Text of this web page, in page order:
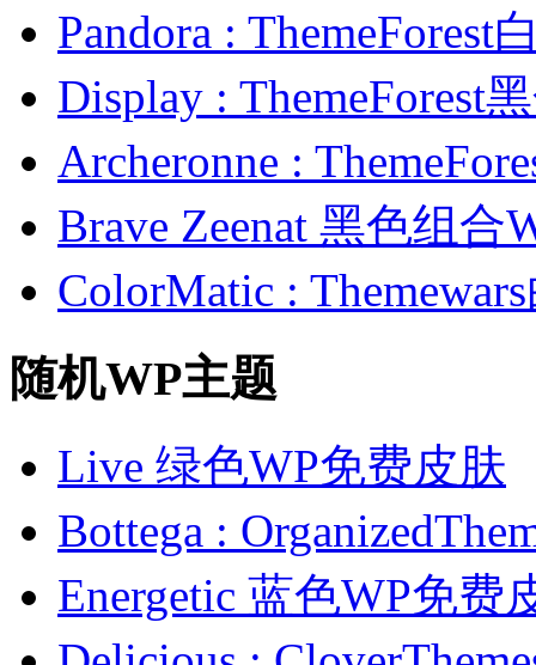
Pandora : ThemeForest
Display : ThemeForest
Archeronne :
Brave Zeenat 黑色组合
ColorMatic :
随机WP主题
Live 绿色WP免费皮肤
Bottega :
Energetic 蓝色WP免费